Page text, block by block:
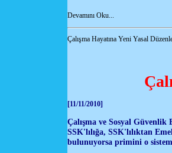
Devamını Oku...
Çalışma Hayatına Yeni Yasal
[11/11/2010]
Çalışma ve Sosyal
SSK'lılığa, SSK'lılıktan
bulunuyorsa primini o